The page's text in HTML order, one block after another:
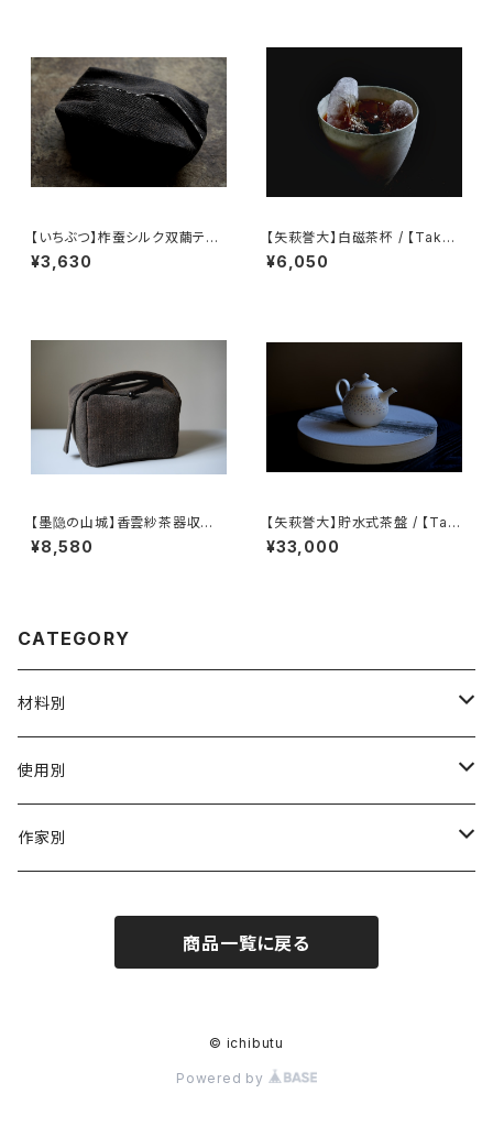
【いちぶつ】柞蚕シルク双繭ティ
ッシュカバー【 ichibutu 】Tuss
ah Silk Tissue Case
¥3,630
【矢萩誉大】白磁茶杯 / 【Takah
iro Yahagi】teacup
¥6,050
【墨隐の山城】香雲紗茶器収納
バッグ 「内袋分離式のアウトドア
ティーバッグ」
¥8,580
【矢萩誉大】貯水式茶盤 / 【Tak
ahiro Yahagi】Water-Reser
voir Tea Tray
¥33,000
CATEGORY
材料別
陶磁器
ガラス
使用別
茶壺 急须 土瓶
作家別
商品一覧に戻る
© ichibutu
Powered by